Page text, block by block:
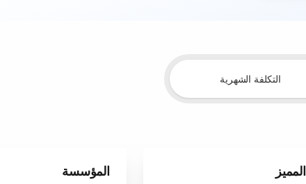
التكلفة الشهرية
المميز المؤسسة